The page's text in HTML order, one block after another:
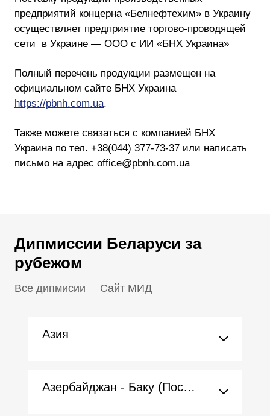
предприятий концерна «Белнефтехим» в Украину
осуществляет предприятие торгово-проводящей
сети в Украине — ООО с ИИ «БНХ Украина»
Полный перечень продукции размещен на
официальном сайте БНХ Украина
https://pbnh.com.ua.
Также можете связаться с компанией БНХ
Украина по тел. +38(044) 377-73-37 или написать
письмо на адрес office@pbnh.com.ua
Дипмиссии Беларуси за
рубежом
Все дипмисии Сайт МИД
Азия
Азербайджан - Баку (Посольство)